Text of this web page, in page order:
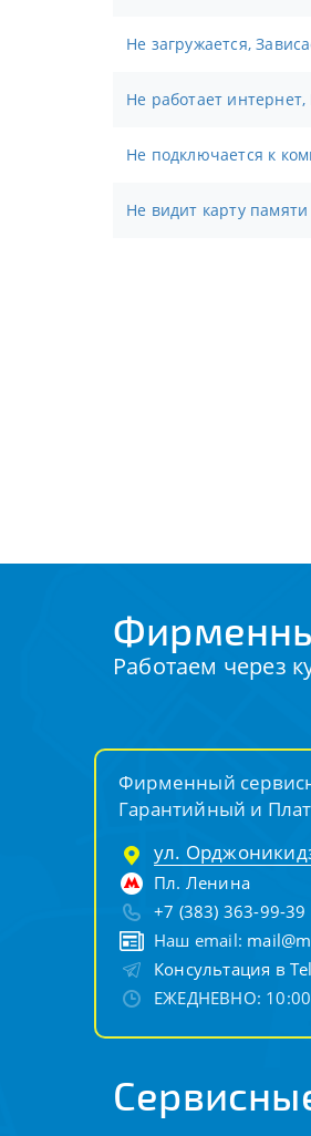
Не загружается,
Не работает
Не подключается к
Не видит карту памяти
Работаем через
Фирменный
Гарантийный и
ул.
Пл. Ленина
+7 (383) 363-99-39
Наш email:
Консультация в
ЕЖЕДНЕВНО: